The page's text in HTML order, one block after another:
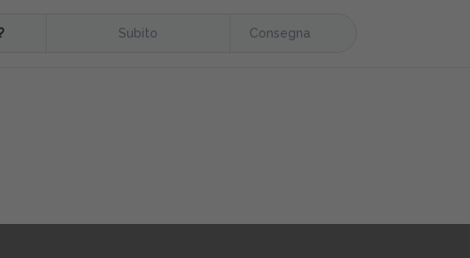
Subito Consegna